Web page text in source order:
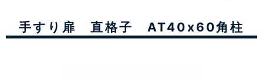
手すり扉 直格子 AT40x60角柱